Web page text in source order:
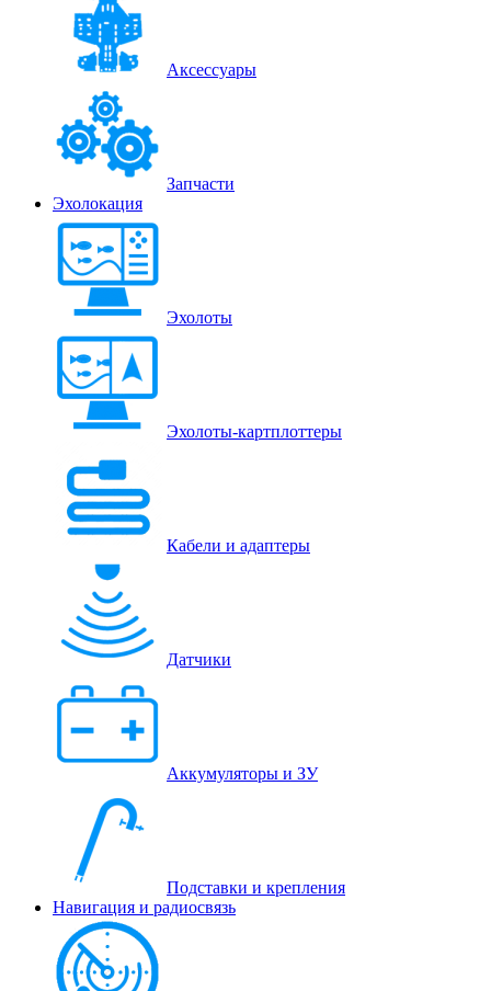
Аксессуары
Запчасти
Эхолокация
Эхолоты
Эхолоты-картплоттеры
Кабели и адаптеры
Датчики
Аккумуляторы и ЗУ
Подставки и крепления
Навигация и радиосвязь